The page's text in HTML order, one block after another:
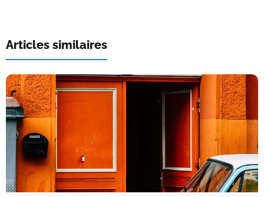
Articles similaires